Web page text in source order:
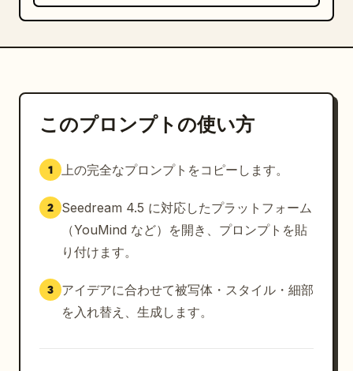
このプロンプトの使い方
1 上の完全なプロンプトをコピーします。
2
Seedream 4.5 に対応したプラットフォーム
（YouMind など）を開き、プロンプトを貼
り付けます。
3
アイデアに合わせて被写体・スタイル・細部
を入れ替え、生成します。